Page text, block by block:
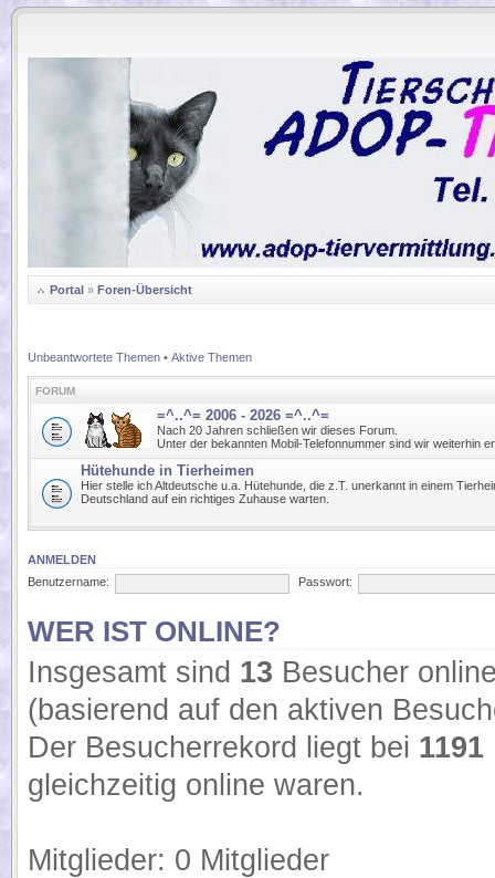
.
Portal » Foren-Übersicht
Unbeantwortete Themen • Aktive Themen
FORUM
=^..^= 2006 - 2026 =^..^=
Nach 20 Jahren schließen wir dieses Forum.
Unter der bekannten Mobil-Telefonnummer sind wir weiterhin
Hütehunde in Tierheimen
Hier stelle ich Altdeutsche u.a. Hütehunde, die z.T. unerkannt in einem
Deutschland auf ein richtiges Zuhause warten.
ANMELDEN
Benutzername:
Passwort:
WER IST ONLINE?
Insgesamt sind 13 Besucher
(basierend auf den aktiven
Der Besucherrekord liegt bei 1191
gleichzeitig online waren.
Mitglieder: 0 Mitglieder